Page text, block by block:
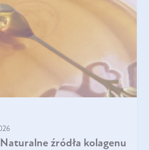
źródła kolagenu